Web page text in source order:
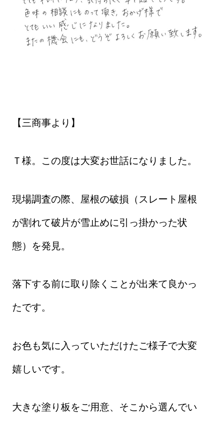
【三商事より】
Ｔ様。この度は大変お世話になりました。
現場調査の際、屋根の破損（スレート屋根
が割れて破片が雪止めに引っ掛かった状
態）を発見。
落下する前に取り除くことが出来て良かっ
たです。
お色も気に入っていただけたご様子で大変
嬉しいです。
大きな塗り板をご用意、そこから選んでい